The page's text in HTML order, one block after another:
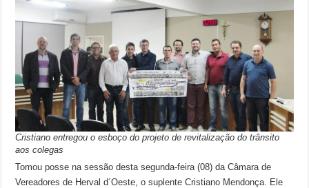
Cristiano entregou o esboço do projeto de revitalização do trânsito
aos colegas
Tomou posse na sessão desta segunda-feira (08) da Câmara de
Vereadores de Herval d´Oeste, o suplente Cristiano Mendonça. Ele